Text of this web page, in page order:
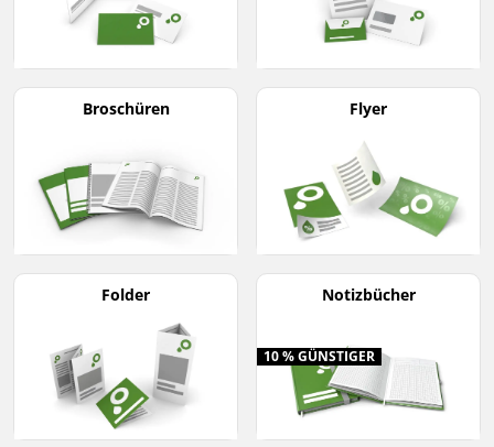
Broschüren Flyer
Folder Notizbücher
10 % GÜNSTIGER